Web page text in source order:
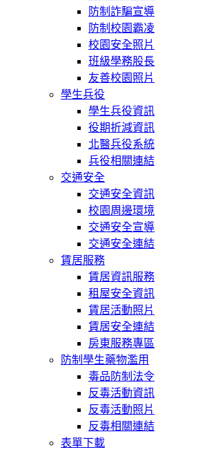
防制詐騙宣導
防制校園霸凌
校園安全照片
班級學務股長
友善校園照片
學生兵役
學生兵役資訊
役期折減資訊
北醫兵役系統
兵役相關連結
交通安全
交通安全資訊
校園周邊環境
交通安全宣導
交通安全連結
賃居服務
賃居資訊服務
租屋安全資訊
賃居活動照片
賃居安全連結
房東服務專區
防制學生藥物濫用
毒品防制法令
反毒活動資訊
反毒活動照片
反毒相關連結
表單下載